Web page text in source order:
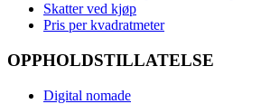
Skatter ved kjøp
Pris per kvadratmeter
OPPHOLDSTILLATELSE
Digital nomade